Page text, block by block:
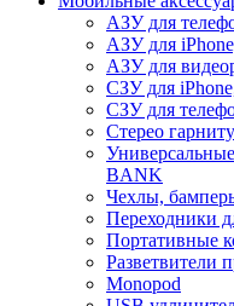
АЗУ для
АЗУ для
АЗУ для
СЗУ для
СЗУ для
Стерео
BANK
Чехлы,
Переходники
Портативные
Разветвители
Monopod